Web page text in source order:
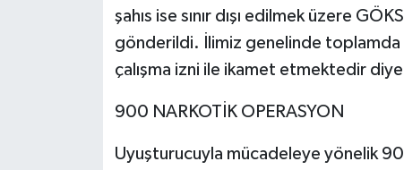
şahıs ise sınır dışı edilmek üzere
gönderildi. İlimiz genelinde toplamda
çalışma izni ile ikamet etmektedir
900 NARKOTİK OPERASYON
Uyuşturucuyla mücadeleye yönelik